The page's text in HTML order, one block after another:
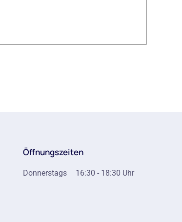
Öffnungszeiten
Donnerstags 16:30 - 18:30 Uhr